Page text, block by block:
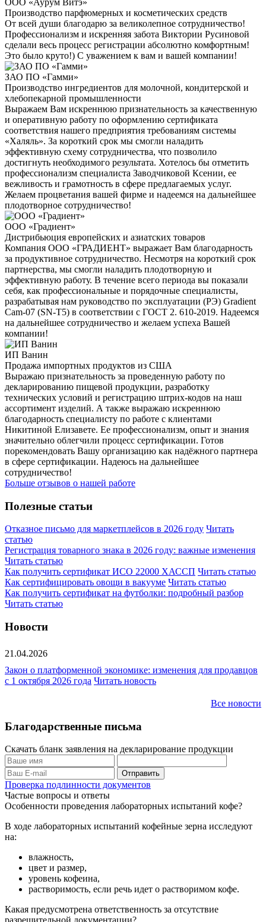
Производство парфюмерных и косметических средств
От всей души благодарю за великолепное сотрудничество!
Профессионализм и искренняя забота Виктории Русиновой
сделали весь процесс регистрации абсолютно комфортным!
Это было круто!) С уважением к вам и вашей компании!
ЗАО ПО «Гамми»
Производство ингредиентов для молочной, кондитерской и
хлебопекарной промышленности
Выражаем Вам искреннюю признательность за качественную
и оперативную работу по оформлению сертификата
соответствия нашего предприятия требованиям системы
«Халяль». За короткий срок мы смогли наладить
эффективную схему сотрудничества, что позволило
достигнуть необходимого результата. Хотелось бы отметить
профессионализм специалиста Заводчиковой Ксении, ее
вежливость и грамотность в сфере предлагаемых услуг.
Желаем процветания вашей фирме и надеемся на дальнейшее
плодотворное сотрудничество!
ООО «Градиент»
Дистрибьюция европейских и азиатских товаров
Компания ООО «ГРАДИЕНТ» выражает Вам благодарность
за продуктивное сотрудничество. Несмотря на короткий срок
партнерства, мы смогли наладить плодотворную и
эффективную работу. В течение всего периода вы показали
себя, как профессиональные и порядочные специалисты,
разрабатывая нам руководство по эксплуатации (РЭ) Gradient
Cam-07 (SN-T5) в соответствии с ГОСТ 2. 610-2019. Надеемся
на дальнейшее сотрудничество и желаем успеха Вашей
компании!
ИП Ванин
Продажа импортных продуктов из США
Выражаю признательность за проведенную работу по
декларированию пищевой продукции, разработку
технических условий и регистрацию штрих-кодов на наш
ассортимент изделий. А также выражаю искреннюю
благодарность специалисту по работе с клиентами
Никитиной Елизавете. Ее профессионализм, опыт и знания
значительно облегчили процесс сертификации. Готов
порекомендовать Вашу организацию как надёжного партнера
в сфере сертификации. Надеюсь на дальнейшее
сотрудничество!
Больше отзывов о нашей работе
Полезные статьи
Отказное письмо для маркетплейсов в 2026 году Читать
статью
Регистрация товарного знака в 2026 году: важные изменения
Читать статью
Как получить сертификат ИСО 22000 ХАССП Читать статью
Как сертифицировать овощи в вакууме Читать статью
Как получить сертификат на футболки: подробный разбор
Читать статью
Новости
21.04.2026
Закон о платформенной экономике: изменения для продавцов
с 1 октября 2026 года Читать новость
Все новости
Благодарственные письма
Скачать бланк заявления на декларирование продукции
Проверка подлинности документов
Частые вопросы и ответы
Особенности проведения лабораторных испытаний кофе?
В ходе лабораторных испытаний кофейные зерна исследуют
на:
влажность,
цвет и размер,
уровень кофеина,
растворимость, если речь идет о растворимом кофе.
Какая предусмотрена ответственность за отсутствие